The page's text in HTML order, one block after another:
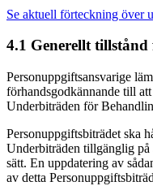
Se aktuell förteckning över
4.1 Generellt
Personuppgiftsansvarige
förhandsgodkännande till
Underbiträden för
Personuppgiftsbiträdet ska
Underbiträden tillgänglig
sätt. En uppdatering av
av detta